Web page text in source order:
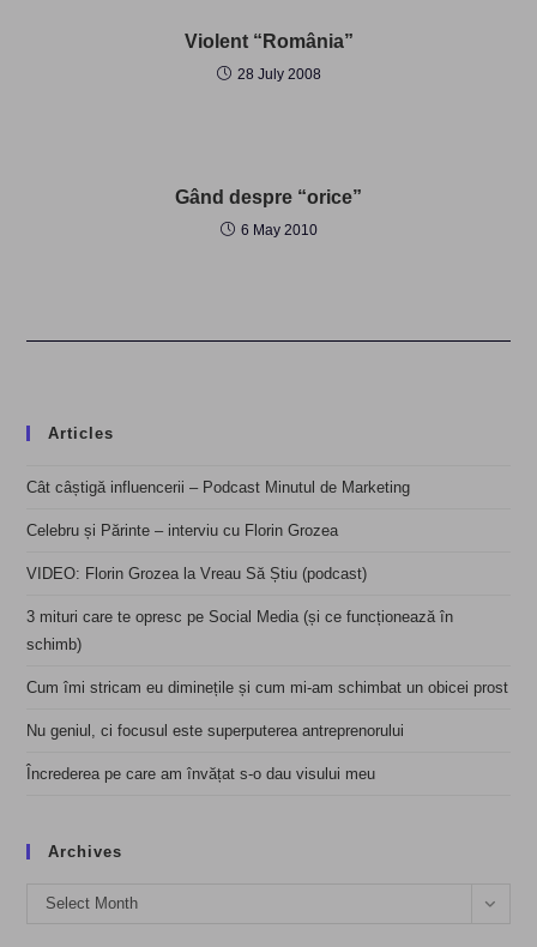
Violent “România”
28 July 2008
Gând despre “orice”
6 May 2010
Articles
Cât câștigă influencerii – Podcast Minutul de Marketing
Celebru și Părinte – interviu cu Florin Grozea
VIDEO: Florin Grozea la Vreau Să Știu (podcast)
3 mituri care te opresc pe Social Media (și ce funcționează în
schimb)
Cum îmi stricam eu diminețile și cum mi-am schimbat un obicei prost
Nu geniul, ci focusul este superputerea antreprenorului
Încrederea pe care am învățat s-o dau visului meu
Archives
Archives
Select Month